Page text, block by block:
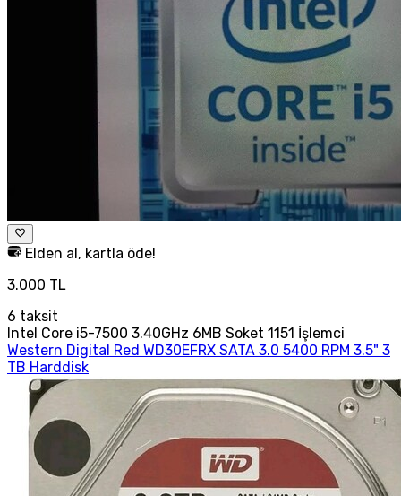
Elden al, kartla öde!
3.000 TL
6 taksit
Intel Core i5-7500 3.40GHz 6MB Soket 1151 İşlemci
Western Digital Red WD30EFRX SATA 3.0 5400 RPM 3.5" 3
TB Harddisk